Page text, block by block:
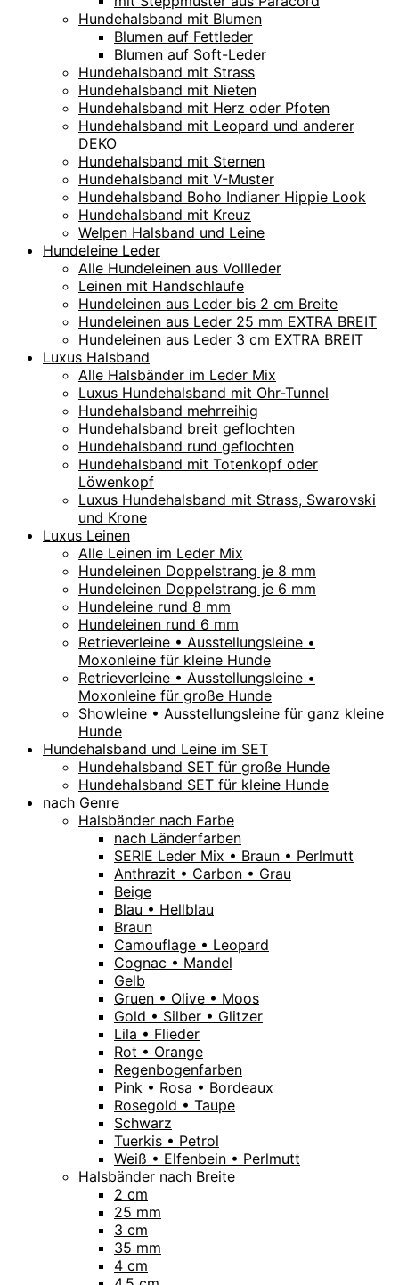
Hundehalsband mit Blumen
Blumen auf Fettleder
Blumen auf Soft-Leder
Hundehalsband mit Strass
Hundehalsband mit Nieten
Hundehalsband mit Herz oder Pfoten
Hundehalsband mit Leopard und anderer
DEKO
Hundehalsband mit Sternen
Hundehalsband mit V-Muster
Hundehalsband Boho Indianer Hippie Look
Hundehalsband mit Kreuz
Welpen Halsband und Leine
Hundeleine Leder
Alle Hundeleinen aus Vollleder
Leinen mit Handschlaufe
Hundeleinen aus Leder bis 2 cm Breite
Hundeleinen aus Leder 25 mm EXTRA BREIT
Hundeleinen aus Leder 3 cm EXTRA BREIT
Luxus Halsband
Alle Halsbänder im Leder Mix
Luxus Hundehalsband mit Ohr-Tunnel
Hundehalsband mehrreihig
Hundehalsband breit geflochten
Hundehalsband rund geflochten
Hundehalsband mit Totenkopf oder
Löwenkopf
Luxus Hundehalsband mit Strass, Swarovski
und Krone
Luxus Leinen
Alle Leinen im Leder Mix
Hundeleinen Doppelstrang je 8 mm
Hundeleinen Doppelstrang je 6 mm
Hundeleine rund 8 mm
Hundeleinen rund 6 mm
Retrieverleine • Ausstellungsleine •
Moxonleine für kleine Hunde
Retrieverleine • Ausstellungsleine •
Moxonleine für große Hunde
Showleine • Ausstellungsleine für ganz kleine
Hunde
Hundehalsband und Leine im SET
Hundehalsband SET für große Hunde
Hundehalsband SET für kleine Hunde
nach Genre
Halsbänder nach Farbe
nach Länderfarben
SERIE Leder Mix • Braun • Perlmutt
Anthrazit • Carbon • Grau
Beige
Blau • Hellblau
Braun
Camouflage • Leopard
Cognac • Mandel
Gelb
Gruen • Olive • Moos
Gold • Silber • Glitzer
Lila • Flieder
Rot • Orange
Regenbogenfarben
Pink • Rosa • Bordeaux
Rosegold • Taupe
Schwarz
Tuerkis • Petrol
Weiß • Elfenbein • Perlmutt
Halsbänder nach Breite
2 cm
25 mm
3 cm
35 mm
4 cm